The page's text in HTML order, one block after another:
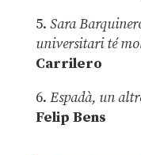
5. Sara
universitari té
Carrilero
6. Espadà, un
Felip Bens